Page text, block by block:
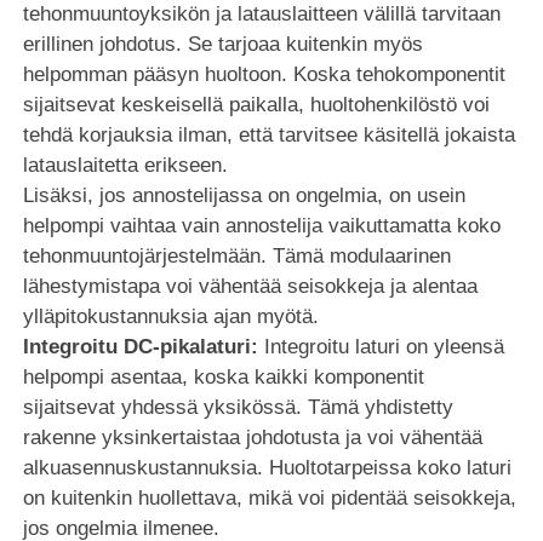
tehonmuuntoyksikön ja latauslaitteen välillä tarvitaan
erillinen johdotus. Se tarjoaa kuitenkin myös
helpomman pääsyn huoltoon. Koska tehokomponentit
sijaitsevat keskeisellä paikalla, huoltohenkilöstö voi
tehdä korjauksia ilman, että tarvitsee käsitellä jokaista
latauslaitetta erikseen.
Lisäksi, jos annostelijassa on ongelmia, on usein
helpompi vaihtaa vain annostelija vaikuttamatta koko
tehonmuuntojärjestelmään. Tämä modulaarinen
lähestymistapa voi vähentää seisokkeja ja alentaa
ylläpitokustannuksia ajan myötä.
Integroitu DC-pikalaturi: Integroitu laturi on yleensä
helpompi asentaa, koska kaikki komponentit
sijaitsevat yhdessä yksikössä. Tämä yhdistetty
rakenne yksinkertaistaa johdotusta ja voi vähentää
alkuasennuskustannuksia. Huoltotarpeissa koko laturi
on kuitenkin huollettava, mikä voi pidentää seisokkeja,
jos ongelmia ilmenee.